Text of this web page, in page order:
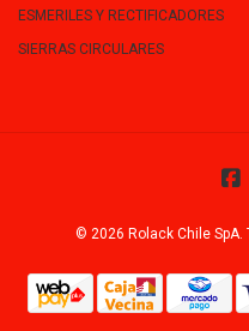
ESMERILES Y RECTIFICADORES
SIERRAS CIRCULARES
© 2026 Rolack Chile